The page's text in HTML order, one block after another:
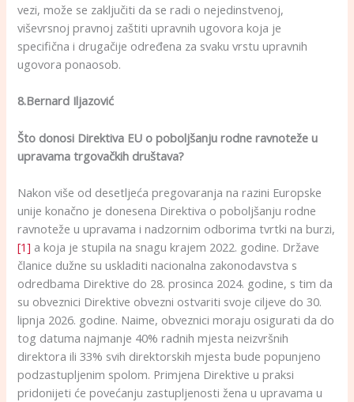
vezi, može se zaključiti da se radi o nejedinstvenoj,
viševrsnoj pravnoj zaštiti upravnih ugovora koja je
specifična i drugačije određena za svaku vrstu upravnih
ugovora ponaosob.
8.Bernard Iljazović
Što donosi Direktiva EU o poboljšanju rodne ravnoteže u
upravama trgovačkih društava?
Nakon više od desetljeća pregovaranja na razini Europske
unije konačno je donesena Direktiva o poboljšanju rodne
ravnoteže u upravama i nadzornim odborima tvrtki na burzi,
[1] a koja je stupila na snagu krajem 2022. godine. Države
članice dužne su uskladiti nacionalna zakonodavstva s
odredbama Direktive do 28. prosinca 2024. godine, s tim da
su obveznici Direktive obvezni ostvariti svoje ciljeve do 30.
lipnja 2026. godine. Naime, obveznici moraju osigurati da do
tog datuma najmanje 40% radnih mjesta neizvršnih
direktora ili 33% svih direktorskih mjesta bude popunjeno
podzastupljenim spolom. Primjena Direktive u praksi
pridonijeti će povećanju zastupljenosti žena u upravama u